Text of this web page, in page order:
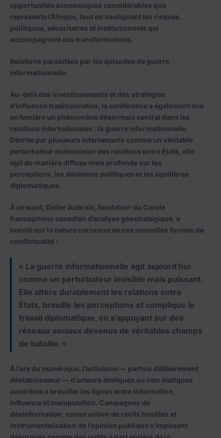
opportunités économiques considérables que
représente l’Afrique, tout en soulignant les risques
politiques, sécuritaires et institutionnels qui
accompagnent ces transformations.
Relations parasitées par les épisodes de guerre
informationnelle
Au-delà des investissements et des stratégies
d’influence traditionnelles, la conférence a également mis
en lumière un phénomène désormais central dans les
relations internationales : la guerre informationnelle.
Décrite par plusieurs intervenants comme un véritable
perturbateur endocrinien des relations entre États, elle
agit de manière diffuse mais profonde sur les
perceptions, les décisions politiques et les équilibres
diplomatiques.
À ce sujet, Didier Aubrais, fondateur du Cercle
francophone canadien d’analyse géostratégique, a
insisté sur la nature corrosive de ces nouvelles formes de
conflictualité :
« La guerre informationnelle agit aujourd’hui
comme un perturbateur invisible mais puissant.
Elle altère durablement les relations entre
États, brouille les perceptions et complique le
travail diplomatique, en s’appuyant sur des
réseaux sociaux devenus de véritables champs
de bataille. »
À l’ère du numérique, l’activisme — parfois délibérément
déstabilisateur — d’acteurs étatiques ou non étatiques
contribue à brouiller les lignes entre information,
influence et manipulation. Campagnes de
désinformation, construction de récits hostiles et
instrumentalisation de l’opinion publique s’imposent